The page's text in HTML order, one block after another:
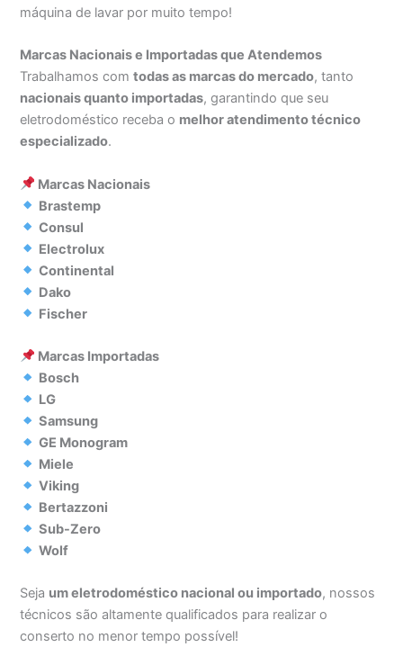
máquina de lavar por muito tempo!
Marcas Nacionais e Importadas que Atendemos
Trabalhamos comtodas as marcas do mercado, tanto
nacionais quanto importadas, garantindo que seu
eletrodoméstico receba o melhor atendimento técnico
especializado.
Marcas Nacionais
Brastemp
Consul
Electrolux
Continental
Dako
Fischer
Marcas Importadas
Bosch
LG
Samsung
GE Monogram
Miele
Viking
Bertazzoni
Sub-Zero
Wolf
Seja um eletrodoméstico nacional ou importado, nossos
técnicos são altamente qualificados para realizar o
conserto no menor tempo possível!